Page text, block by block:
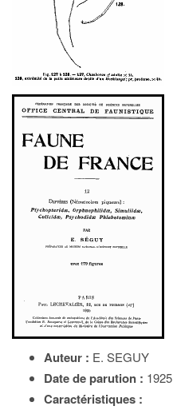
Auteur : E. SEGUY
Date de parution : 1925
Caractéristiques :